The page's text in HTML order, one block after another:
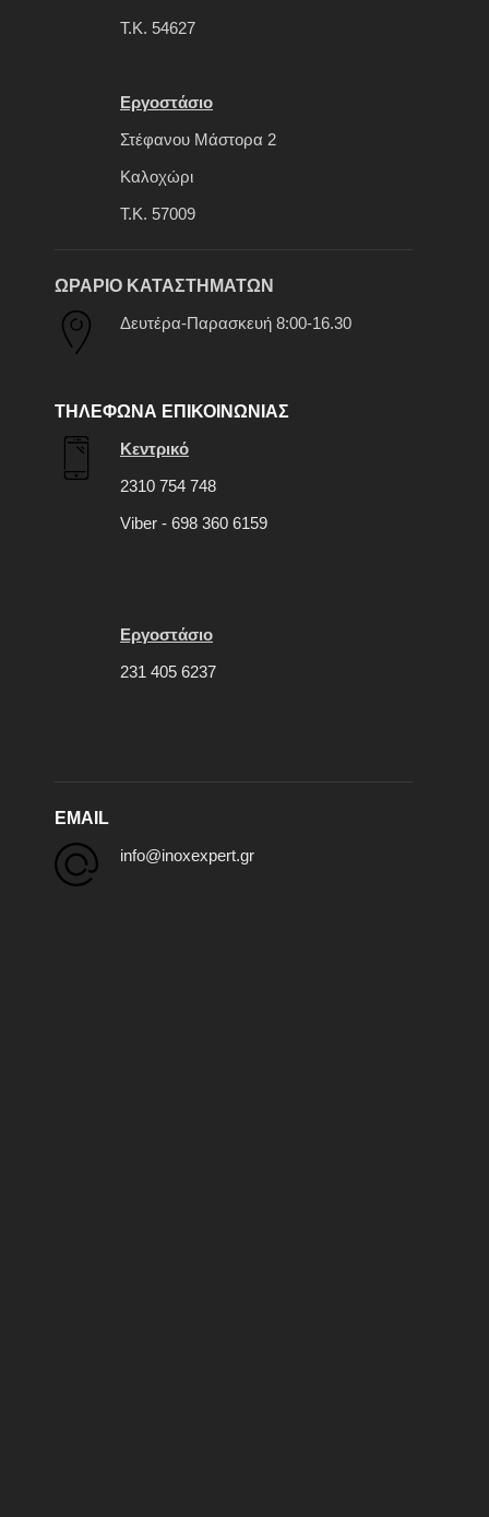
Τ.Κ. 54627
Εργοστάσιο
Στέφανου Μάστορα 2
Καλοχώρι
Τ.Κ. 57009
ΩΡΑΡΙΟ ΚΑΤΑΣΤΗΜΑΤΩΝ
Δευτέρα-Παρασκευή 8:00-16.30
ΤΗΛΕΦΩΝΑ ΕΠΙΚΟΙΝΩΝΙΑΣ
Κεντρικό
2310 754 748
Viber - 698 360 6159
Εργοστάσιο
231 405 6237
EMAIL
info@inoxexpert.gr